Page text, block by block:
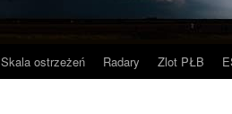
Skala ostrzeżeń Radary Zlot PŁB